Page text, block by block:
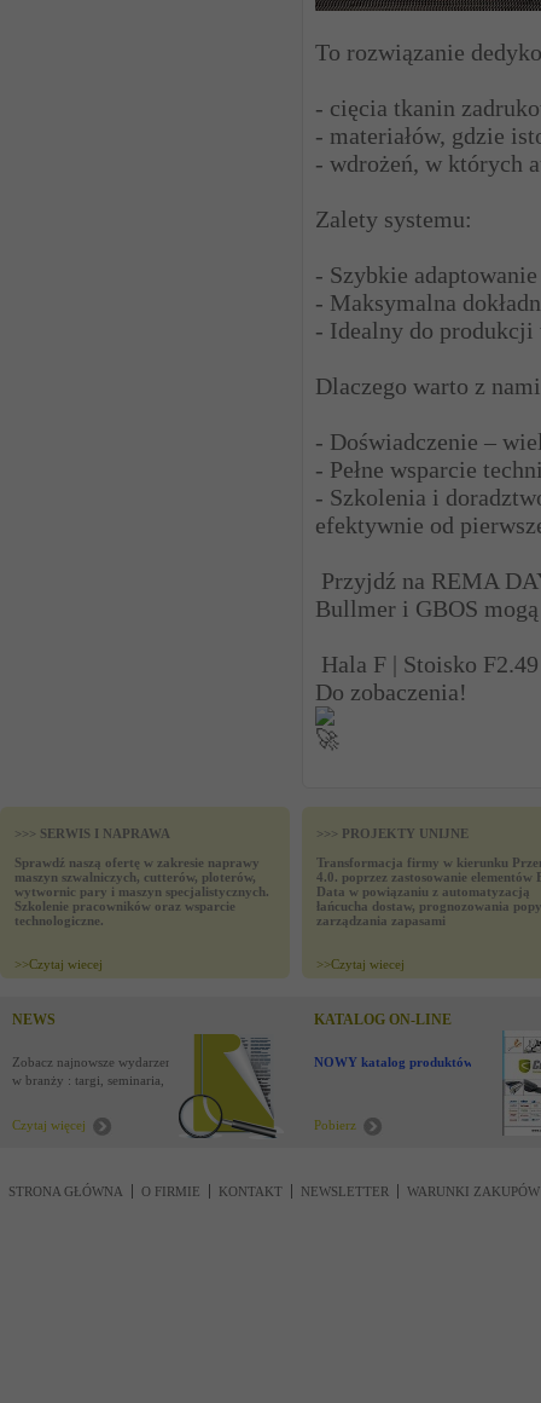
To rozwiązanie
- cięcia tkanin
- materiałów, gdzie
- wdrożeń, w których
Zalety systemu:
- Szybkie
- Maksymalna
- Idealny do produkcji
Dlaczego warto z
- Doświadczenie –
- Pełne wsparcie
- Szkolenia i
efektywnie od
Przyjdź na REMA
Bullmer i GBOS
Hala F | Stoisko F2.49
Do zobaczenia!
>>> SERWIS I NAPRAWA
Sprawdź naszą ofertę w zakresie naprawy
maszyn szwalniczych, cutterów, ploterów,
wytwornic pary i maszyn specjalistycznych.
Szkolenie pracowników oraz wsparcie
technologiczne.
>>Czytaj wiecej
>>> PROJEKTY UNIJNE
Transformacja firmy w kierunku
4.0. poprzez zastosowanie elementów
Data w powiązaniu z automatyzacją
łańcucha dostaw, prognozowania
zarządzania zapasami
>>Czytaj wiecej
NEWS
Zobacz najnowsze wydarzenia
w branży : targi, seminaria,
Czytaj więcej
KATALOG ON-LINE
NOWY katalog produktów !
Pobierz
STRONA GŁÓWNA O FIRMIE KONTAKT NEWSLETTER WARUNKI ZAKUPÓW